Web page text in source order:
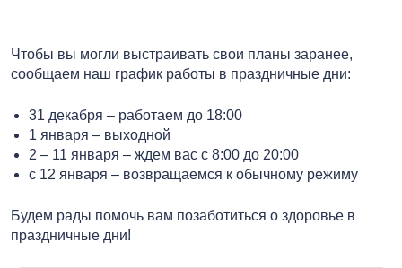
Чтобы вы могли выстраивать свои планы заранее,
сообщаем наш график работы в праздничные дни:
31 декабря – работаем до 18:00
1 января – выходной
2 – 11 января – ждем вас с 8:00 до 20:00
с 12 января – возвращаемся к обычному режиму
Будем рады помочь вам позаботиться о здоровье в
праздничные дни!